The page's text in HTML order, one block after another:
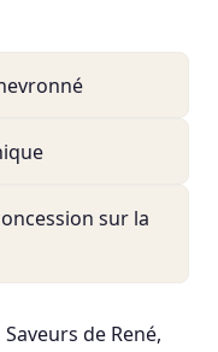
sur la
de René,